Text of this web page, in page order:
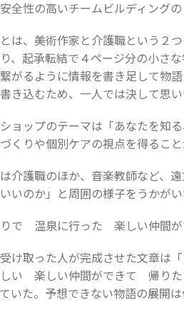
全性の高いチームビルディングの
は、美術作家と介護職という２
、起承転結で４ページ分の小さ
がるように情報を書き足して物
き込むため、一人では決して思
ョップのテーマは「あなたを知
くりや個別ケアの視点を得ること
介護職のほか、音楽教師など、
いのか」と周囲の様子をうかが
りで 温泉に行った 楽しい仲間
受け取った人が完成させた文章
い 楽しい仲間ができて 帰りた
いた。予想できない物語の展開